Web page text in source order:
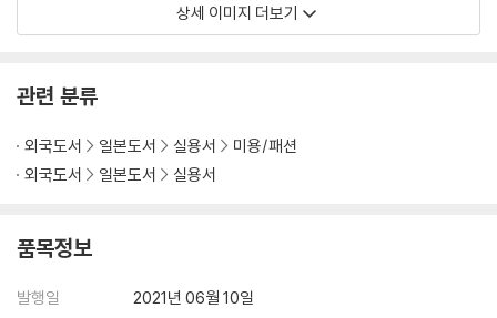
상세 이미지 더보기
관련 분류
외국도서 일본도서 실용서
미용/패션
외국도서
일본도서 실용서
품목정보
발행일
2021년 06월 10일